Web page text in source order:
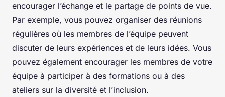
encourager l’échange et le partage de points de vue.
Par exemple, vous pouvez organiser des réunions
régulières où les membres de l’équipe peuvent
discuter de leurs expériences et de leurs idées. Vous
pouvez également encourager les membres de votre
équipe à participer à des formations ou à des
ateliers sur la diversité et l’inclusion.